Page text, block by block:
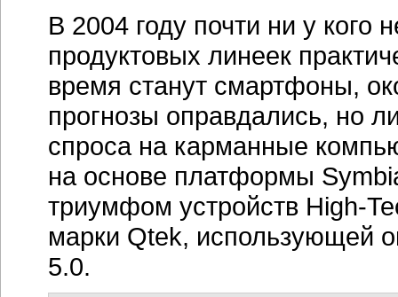
В 2004 году почти ни у кого
продуктовых линеек
время станут смартфоны,
прогнозы оправдались, но
спроса на карманные
на основе платформы
триумфом устройств High-
марки Qtek, использующей
5.0.